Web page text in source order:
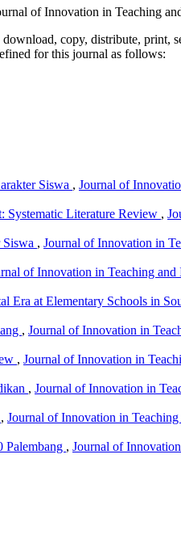
of Innovation in Teaching
copy, distribute, print,
for this journal as follows:
Siswa , Journal of
Systematic Literature Review ,
, Journal of Innovation in
of Innovation in Teaching
Era at Elementary Schools in
, Journal of Innovation in
, Journal of Innovation in
, Journal of Innovation in
, Journal of Innovation in
Palembang , Journal of